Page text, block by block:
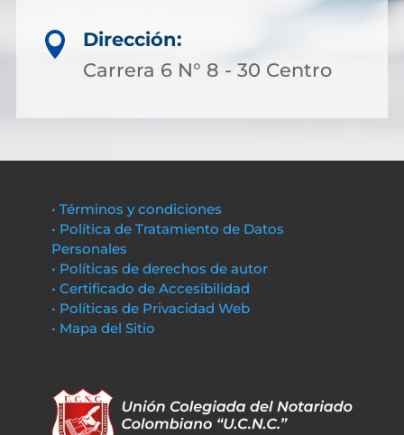

Dirección:
Carrera 6 N° 8 - 30 Centro
• Términos y condiciones
• Política de Tratamiento de Datos
Personales
• Políticas de derechos de autor
• Certificado de Accesibilidad
• Políticas de Privacidad Web
• Mapa del Sitio